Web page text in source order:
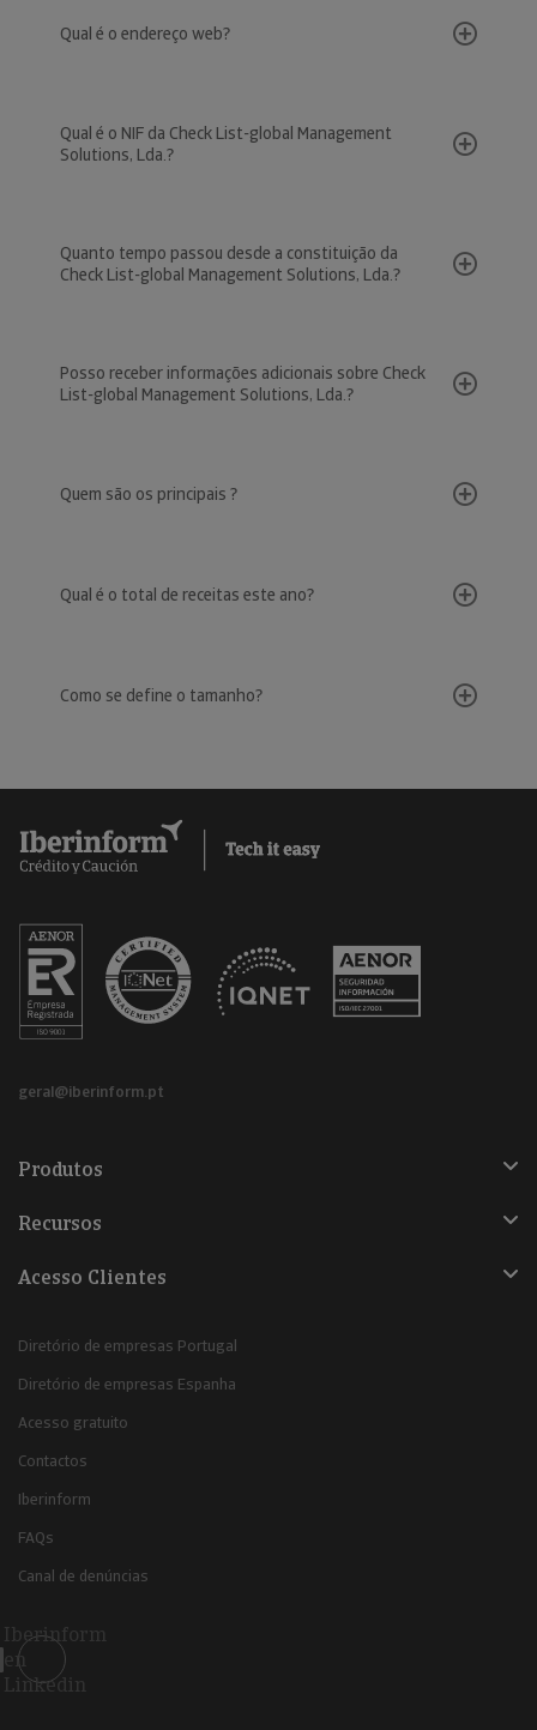
Qual é o endereço web?
Qual é o NIF da Check List-global Management
Solutions, Lda.?
Quanto tempo passou desde a constituição da
Check List-global Management Solutions, Lda.?
Posso receber informações adicionais sobre Check
List-global Management Solutions, Lda.?
Quem são os principais ?
Qual é o total de receitas este ano?
Como se define o tamanho?
geral@iberinform.pt
Produtos
Recursos
Acesso Clientes
Diretório de empresas Portugal
Diretório de empresas Espanha
Acesso gratuito
Contactos
Iberinform
FAQs
Canal de denúncias
Iberinform
en
Linkedin